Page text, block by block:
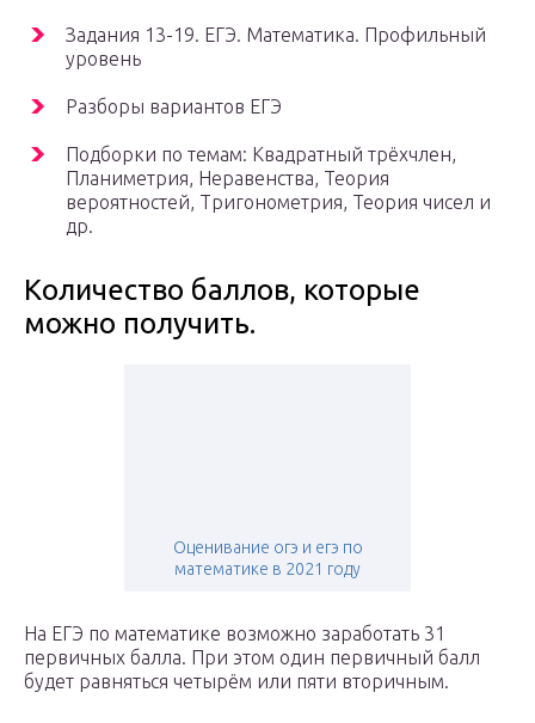
Задания 13-19. ЕГЭ. Математика. Профильный
уровень
Разборы вариантов ЕГЭ
Подборки по темам: Квадратный трёхчлен,
Планиметрия, Неравенства, Теория
вероятностей, Тригонометрия, Теория чисел и
др.
Количество баллов, которые
можно получить.
Оценивание огэ и егэ по
математике в 2021 году
На ЕГЭ по математике возможно заработать 31
первичных балла. При этом один первичный балл
будет равняться четырём или пяти вторичным.